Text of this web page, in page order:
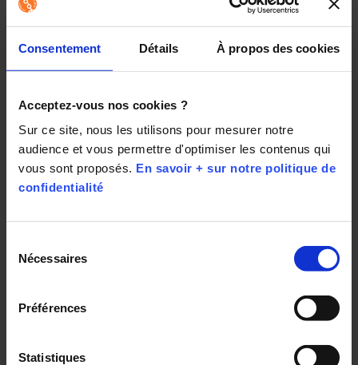
Consentement Détails À propos des cookies
Acceptez-vous nos cookies ?
Sur ce site, nous les utilisons pour mesurer notre
audience et vous permettre d'optimiser les contenus qui
vous sont proposés. En savoir + sur notre politique de
confidentialité
Nécessaires
Préférences
Statistiques
des services d’un opticien à domicile à Montpellier et
vous.
Partager :
Découvrez aussi :
de satisfaction du service